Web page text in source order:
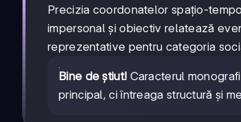
Precizia coordonatelor spațio-
impersonal și obiectiv relatează
reprezentative pentru categoria
Bine de știut! Caracterul
principal, ci întreaga structură și